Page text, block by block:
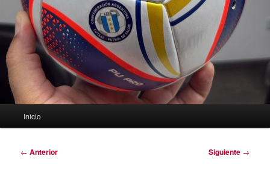
Inicio
Navegación
← Anterior Siguiente →